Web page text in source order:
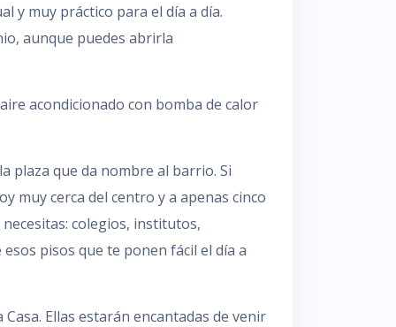
y muy práctico para el día a día.
aunque puedes abrirla
acondicionado con bomba de calor
plaza que da nombre al barrio. Si
muy cerca del centro y a apenas cinco
colegios, institutos,
pisos que te ponen fácil el día a
Ellas estarán encantadas de venir